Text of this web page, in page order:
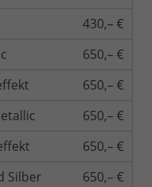
430,– €
650,– €
650,– €
650,– €
650,– €
Silber
650,– €